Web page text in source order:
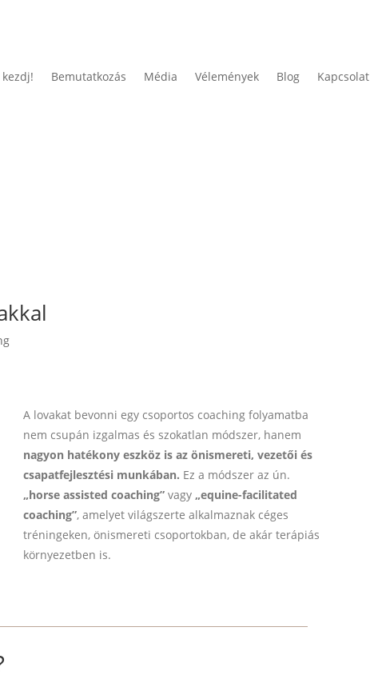
Bemutatkozás Média Vélemények Blog Kapcsolat
A lovakat bevonni egy csoportos coaching folyamatba
nem csupán izgalmas és szokatlan módszer, hanem
nagyon hatékony eszköz is az önismereti, vezetői és
csapatfejlesztési munkában. Ez a módszer az ún.
„horse assisted coaching” vagy„equine-facilitated
coaching”, amelyet világszerte alkalmaznak céges
tréningeken, önismereti csoportokban, de akár terápiás
környezetben is.